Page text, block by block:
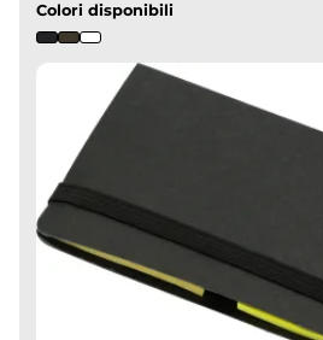
Colori disponibili